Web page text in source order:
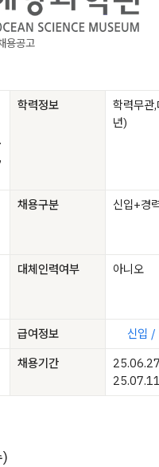
용공고
학력정보
학력무관
년)
채용구분 신입+경
대체인력여부 아니오
급여정보
신입 /
채용기간